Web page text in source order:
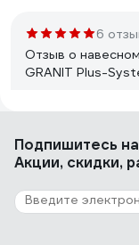
Есть
можно закрывать
Красивый
6
Отзыв о
GRANIT Plus-
Очень надежный
7
Подпишитесь
Акции, скидки,